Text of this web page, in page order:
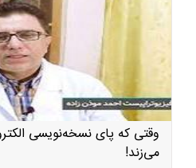
وقتی که پای نسخه‌نویسی
می‌زند!